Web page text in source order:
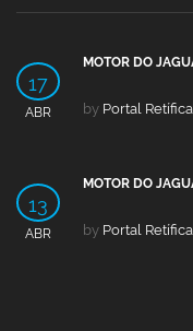
17
ABR
MOTOR DO
by Portal
13
ABR
MOTOR DO
by Portal